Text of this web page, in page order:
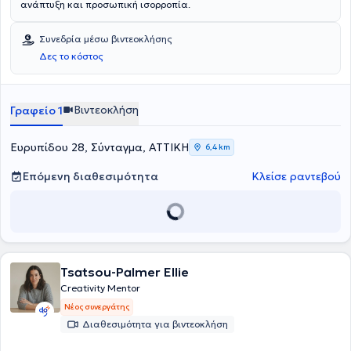
ανάπτυξη και προσωπική ισορροπία.
Συνεδρία μέσω βιντεοκλήσης
Δες το κόστος
Γραφείο 1 Βιντεοκλήση
Ευρυπίδου 28, Σύνταγμα, ΑΤΤΙΚΗ 6,4 km
Επόμενη διαθεσιμότητα Κλείσε ραντεβού
Tsatsou-Palmer Ellie
Creativity Mentor
Νέος συνεργάτης
Διαθεσιμότητα για βιντεοκλήση